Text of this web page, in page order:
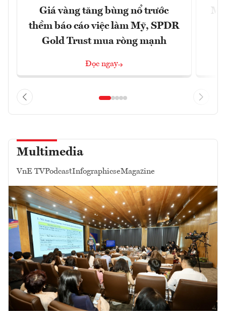
Giá vàng tăng bùng nổ trước
thềm báo cáo việc làm Mỹ, SPDR
Gold Trust mua ròng mạnh
Đọc ngay
Multimedia
VnE TVPodcastInfographicseMagazine